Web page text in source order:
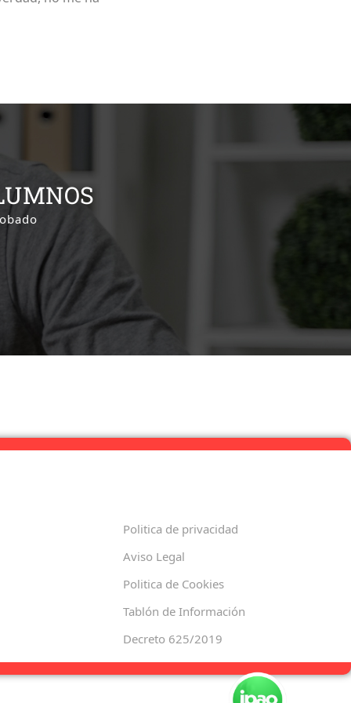
Politica de privacidad
Aviso Legal
Politica de Cookies
Tablón de Información
Decreto 625/2019